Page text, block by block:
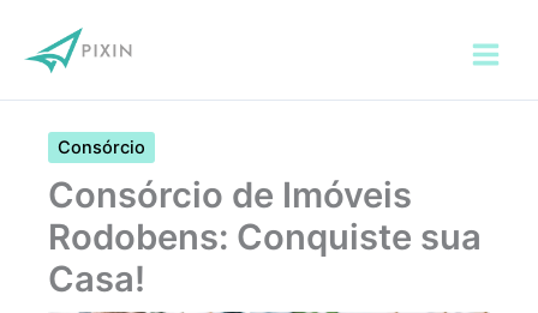
para
Consórcio
Consórcio de Imóveis
Rodobens: Conquiste sua
Casa!